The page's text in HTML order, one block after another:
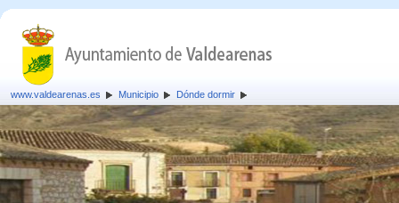
www.valdearenas.es Municipio Dónde dormir